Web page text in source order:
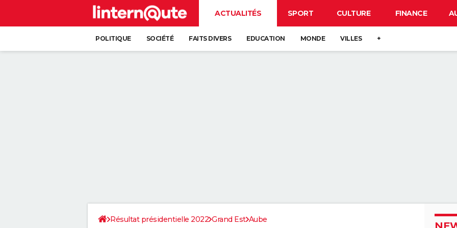
ACTUALITÉS SPORT CULTURE FINANCE
POLITIQUE SOCIÉTÉ FAITS DIVERS EDUCATION MONDE VILLES +
Résultat présidentielle 2022 Grand Est Aube